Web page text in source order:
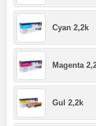
Cyan 2,2k
Magenta
Gul 2,2k